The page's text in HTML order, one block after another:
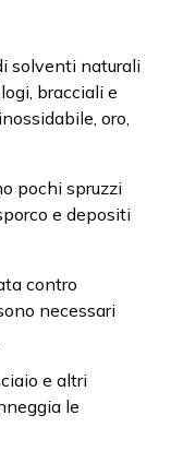
solventi naturali
bracciali e
oro,
pochi spruzzi
e depositi
contro
necessari
e altri
le